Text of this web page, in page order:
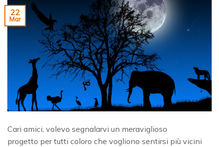
22
Mar
Cari amici, volevo segnalarvi un meraviglioso
progetto per tutti coloro che vogliono sentirsi più vicini